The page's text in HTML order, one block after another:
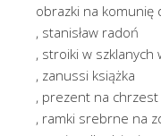
obrazki na komunię
, stanisław radoń
, stroiki w szklanych
, zanussi książka
, prezent na
, ramki srebrne na